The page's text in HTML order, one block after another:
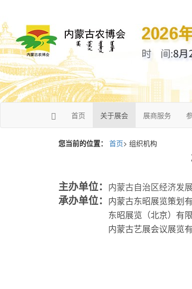
首页 关于展会 展商服务
您当前的位置： 首页> 组织机构
主办单位： 内蒙古自治区经济发
承办单位：
内蒙古东昭展览策划
东昭展览（北京）有
内蒙古艺展会议展览